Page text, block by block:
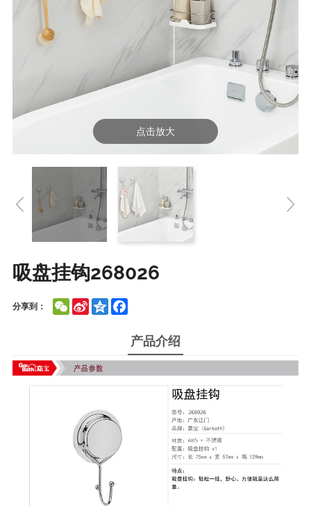
点击放大
吸盘挂钩268026
分享到： WeChatSina
Weibo
Qzone
产品介绍